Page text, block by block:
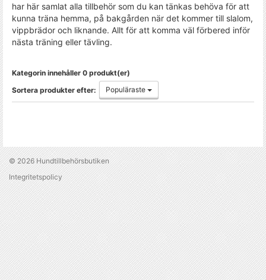
har här samlat alla tillbehör som du kan tänkas behöva för att
kunna träna hemma, på bakgården när det kommer till slalom,
vippbrädor och liknande. Allt för att komma väl förbered inför
nästa träning eller tävling.
Kategorin innehåller 0 produkt(er)
Sortera produkter efter:
Populäraste
© 2026Hundtillbehörsbutiken
Integritetspolicy